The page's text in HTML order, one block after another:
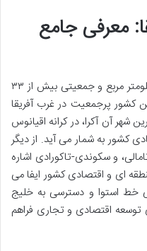
معرفی جامع
کشور غنا با وسعت تقریبی ۲۳۸,۵۳۵ کیلومتر مربع و جمعیتی بیش از ۳۳
اساس آمار ۲۰۲۳)، دومین کشور پرجمعیت در غرب آفریقا
آن آکرا، در کرانه اقیانوس
کشور به شمار می آید. از دیگر
و سکوندی-تاکورادی اشاره
ای و اقتصادی کشور ایفا می
خط استوا و دسترسی به خلیج
توسعه اقتصادی و تجاری فراهم